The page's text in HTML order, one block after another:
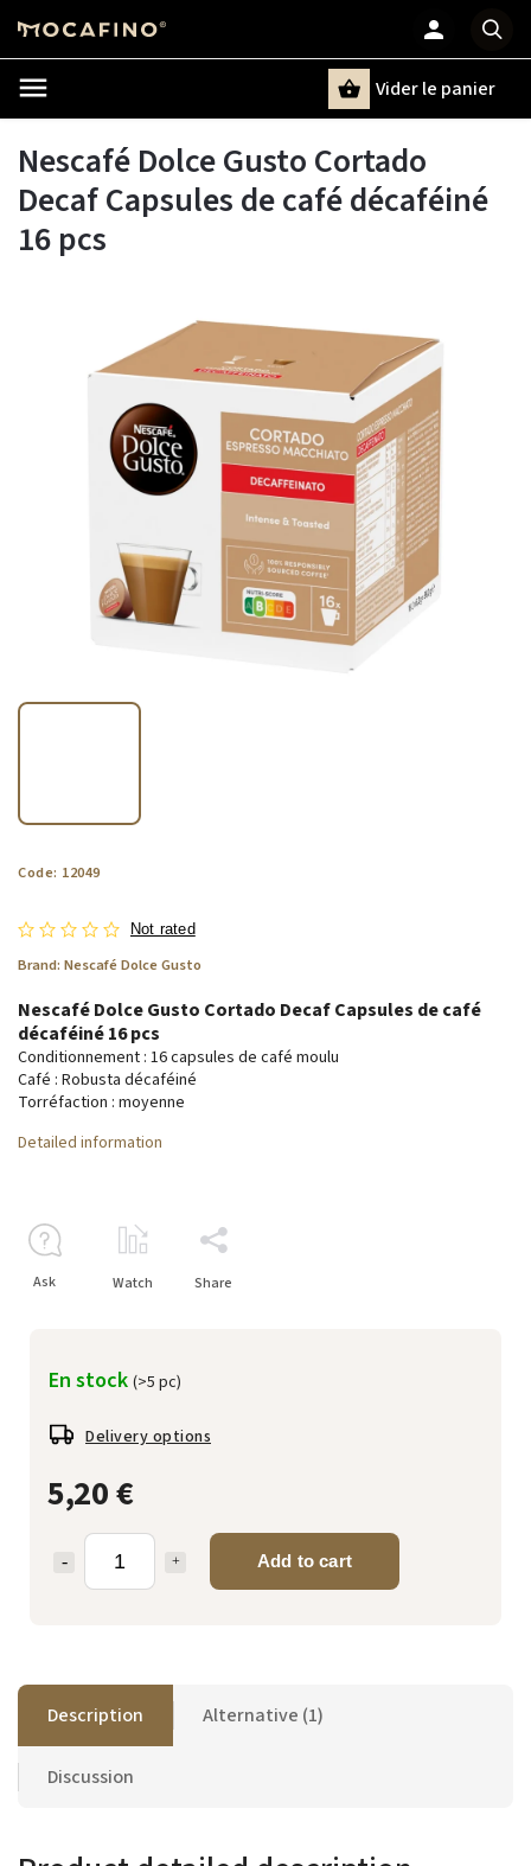
Chercher
Vider le panier
Nescafé Dolce Gusto Cortado
Decaf Capsules de café décaféiné
16 pcs
Code: 12049
Not rated
Brand: Nescafé Dolce Gusto
5,20 €
Add to cart
En stock (>5 pc)
Delivery options
Nescafé Dolce Gusto Cortado Decaf Capsules de café
décaféiné 16 pcs
Conditionnement : 16 capsules de café moulu
Café : Robusta décaféiné
Torréfaction : moyenne
Detailed information
Ask Watch Share
Description Alternative (1)
Discussion